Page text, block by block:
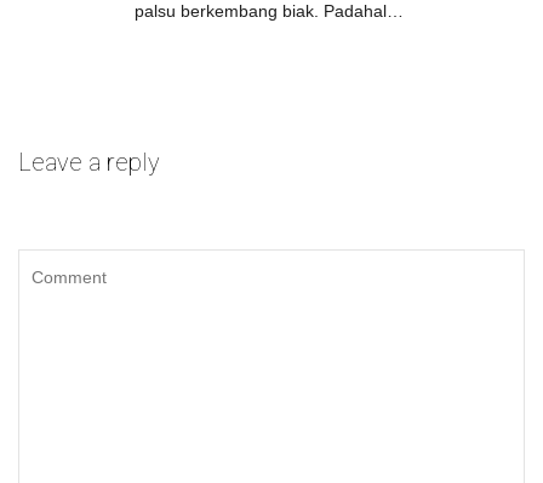
palsu berkembang biak. Padahal…
Leave a reply